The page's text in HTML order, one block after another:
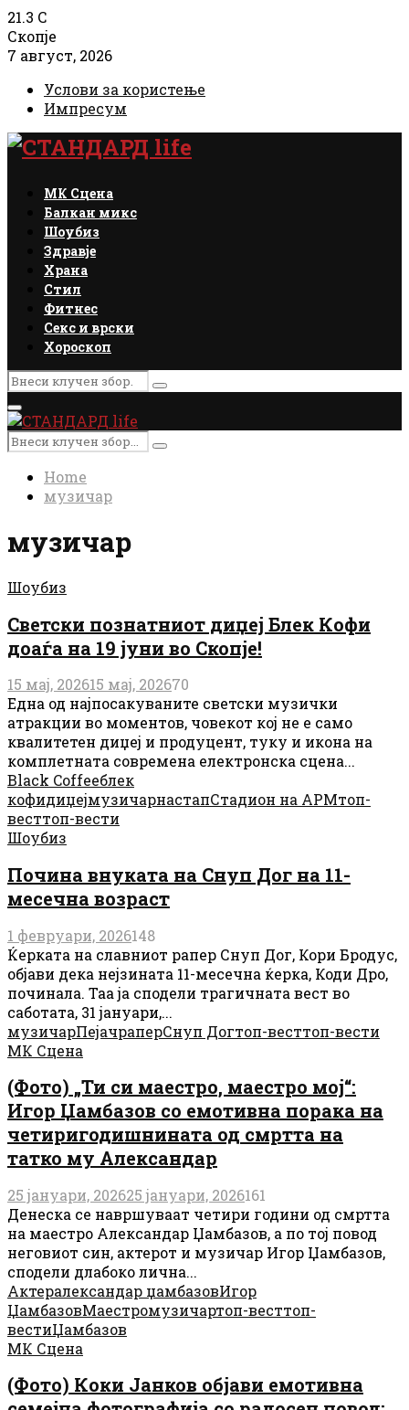
21.3 C
Скопје
7 август, 2026
Услови за користење
Импресум
Facebook
Instagram
Email
Rss
МК Сцена
Балкан микс
Шоубиз
Здравје
Храна
Стил
Фитнес
Секс и врски
Хороскоп
Search
for:
Search
Primary
Menu
Search
for:
Search
Home
музичар
музичар
Шоубиз
Светски познатниот диџеј Блек Кофи
доаѓа на 19 јуни во Скопје!
15 мај, 202615 мај, 202670
Една од најпосакуваните светски музички
атракции во моментов, човекот кој не е само
квалитетен диџеј и продуцент, туку и икона на
комплетната современа електронска сцена...
Black Coffeeблек
кофидиџејмузичарнастапСтадион на АРМтоп-
весттоп-вести
Шоубиз
Почина внуката на Снуп Дог на 11-
месечна возраст
1 февруари, 2026148
Ќерката на славниот рапер Снуп Дог, Кори Бродус,
објави дека нејзината 11-месечна ќерка, Коди Дро,
починала. Таа ја сподели трагичната вест во
саботата, 31 јануари,...
музичарПејачраперСнуп Догтоп-весттоп-вести
МК Сцена
(Фото) „Ти си маестро, маестро мој“:
Игор Џамбазов со емотивна порака на
четиригодишнината од смртта на
татко му Александар
25 јануари, 202625 јануари, 2026161
Денеска се навршуваат четири години од смртта
на маестро Александар Џамбазов, а по тој повод
неговиот син, актерот и музичар Игор Џамбазов,
сподели длабоко лична...
Актералександар џамбазовИгор
ЏамбазовМаестромузичартоп-весттоп-
вестиЏамбазов
МК Сцена
(Фото) Коки Јанков објави емотивна